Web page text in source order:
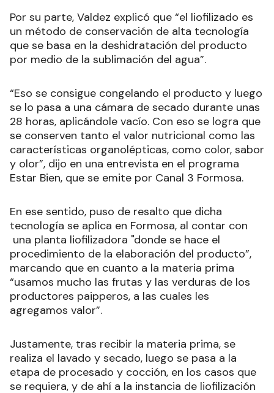
Por su parte, Valdez explicó que “el liofilizado es
un método de conservación de alta tecnología
que se basa en la deshidratación del producto
por medio de la sublimación del agua”.
“Eso se consigue congelando el producto y luego
se lo pasa a una cámara de secado durante unas
28 horas, aplicándole vacío. Con eso se logra que
se conserven tanto el valor nutricional como las
características organolépticas, como color, sabor
y olor”, dijo en una entrevista en el programa
Estar Bien, que se emite por Canal 3 Formosa.
En ese sentido, puso de resalto que dicha
tecnología se aplica en Formosa, al contar con
una planta liofilizadora "donde se hace el
procedimiento de la elaboración del producto”,
marcando que en cuanto a la materia prima
“usamos mucho las frutas y las verduras de los
productores paipperos, a las cuales les
agregamos valor”.
Justamente, tras recibir la materia prima, se
realiza el lavado y secado, luego se pasa a la
etapa de procesado y cocción, en los casos que
se requiera, y de ahí a la instancia de liofilización